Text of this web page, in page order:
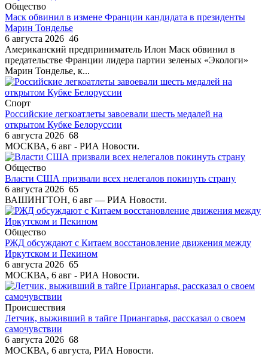
Общество
Маск обвинил в измене Франции кандидата в президенты
Марин Тонделье
6 августа 2026 46
Американский предприниматель Илон Маск обвинил в
предательстве Франции лидера партии зеленых «Экологи»
Марин Тонделье, к...
Спорт
Российские легкоатлеты завоевали шесть медалей на
открытом Кубке Белоруссии
6 августа 2026 68
МОСКВА, 6 авг - РИА Новости.
Общество
Власти США призвали всех нелегалов покинуть страну
6 августа 2026 65
ВАШИНГТОН, 6 авг — РИА Новости.
Общество
РЖД обсуждают с Китаем восстановление движения между
Иркутском и Пекином
6 августа 2026 65
МОСКВА, 6 авг - РИА Новости.
Происшествия
Летчик, выживший в тайге Приангарья, рассказал о своем
самочувствии
6 августа 2026 68
МОСКВА, 6 августа, РИА Новости.